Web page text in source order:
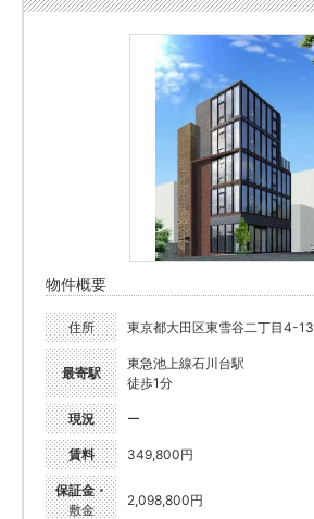
物件概要
住所 東京都大田区東雪谷二丁目4-13
最寄駅
東急池上線石川台駅
徒歩1分
現況 ー
賃料 349,800円
保証金・
敷金
2,098,800円